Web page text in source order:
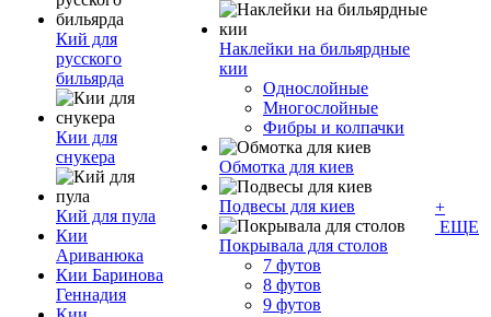
Кий для
русского
бильярда
Кии для
снукера
Кий для пула
Кии
Ариванюка
Кии Баринова
Геннадия
Наклейки на бильярдные
кии
Однослойные
Многослойные
Фибры и колпачки
Обмотка для киев
Подвесы для киев
Покрывала для столов
7 футов
8 футов
9 футов
+
ЕЩЕ